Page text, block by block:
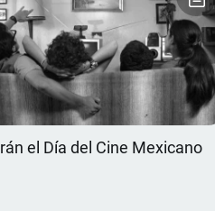
el Día del Cine Mexicano